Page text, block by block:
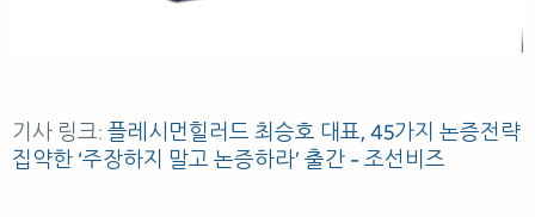
기사 링크: 플레시먼힐러드 최승호 대표, 45가지 논증전략
집약한 ‘주장하지 말고 논증하라’ 출간 – 조선비즈